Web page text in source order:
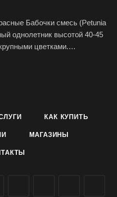
Бабочки смесь (Petunia
однолетник высотой 40-45
цветками.
хорошая устойчивость к
в марте, семена слегка
КАК КУПИТЬ
МАГАЗИНЫ